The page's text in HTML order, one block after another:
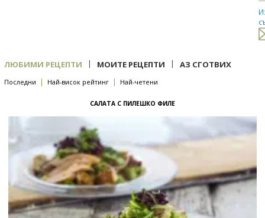
ЛЮБИМИ РЕЦЕПТИ | МОИТЕ РЕЦЕПТИ | АЗ СГОТВИХ
Последни | Най-висок рейтинг | Най-четени
САЛАТА С ПИЛЕШКО ФИЛЕ